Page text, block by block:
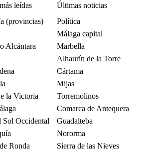
leídas
Últimas noticias
(provincias)
Política
Málaga capital
Alcántara
Marbella
Alhaurín de la Torre
Cártama
Mijas
la Victoria
Torremolinos
Comarca de Antequera
Sol Occidental
Guadalteba
Nororma
Ronda
Sierra de las Nieves